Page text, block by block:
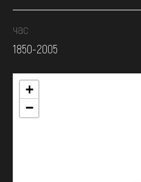
час
1850-2005
+
−